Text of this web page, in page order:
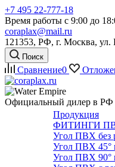
+7 495 22-777-18
Время работы с 9:00 до
coraplax@mail.ru
121353, РФ, г. Москва, ул.
Поиск
Сравнение0
Официальный дилер в РФ
Продукция
ФИТИНГИ
Угол ПВХ без
Угол ПВХ 45°
Угол ПВХ 90°